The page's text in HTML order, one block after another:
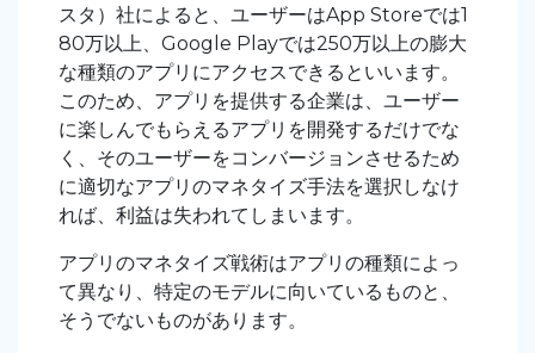
スタ）社によると、ユーザーはApp Storeでは1
80万以上、Google Playでは250万以上の膨大
な種類のアプリにアクセスできるといいます。
このため、アプリを提供する企業は、ユーザー
に楽しんでもらえるアプリを開発するだけでな
く、そのユーザーをコンバージョンさせるため
に適切なアプリのマネタイズ手法を選択しなけ
れば、利益は失われてしまいます。
アプリのマネタイズ戦術はアプリの種類によっ
て異なり、特定のモデルに向いているものと、
そうでないものがあります。